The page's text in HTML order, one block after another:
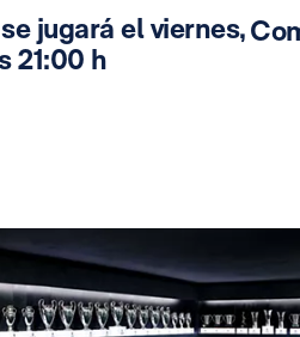
jugará el viernes,
21:00 h